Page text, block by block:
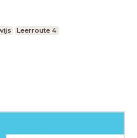
Leerroute 4